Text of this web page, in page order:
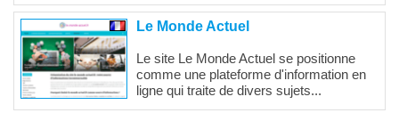
Le Monde Actuel
Le site Le Monde Actuel se positionne
comme une plateforme d'information en
ligne qui traite de divers sujets...